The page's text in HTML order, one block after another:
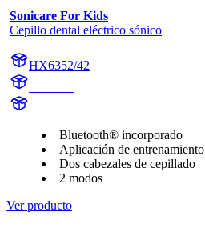
Sonicare For Kids
Cepillo dental eléctrico sónico
HX6352/42
Bluetooth® incorporado
Aplicación de entrenamiento
Dos cabezales de cepillado
2 modos
Ver producto